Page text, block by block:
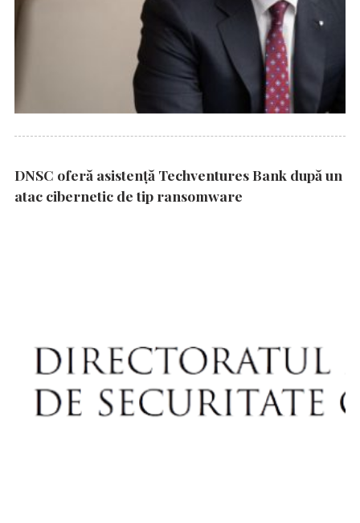
DNSC oferă asistență Techventures Bank după un
atac cibernetic de tip ransomware